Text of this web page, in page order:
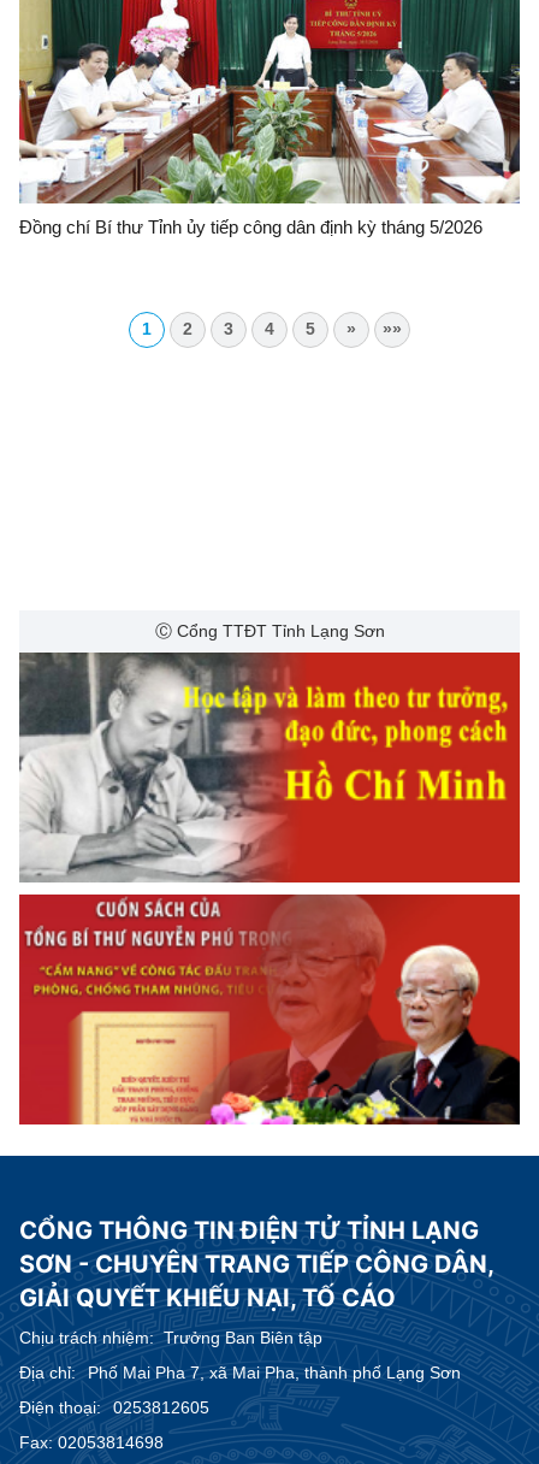
Đồng chí Bí thư Tỉnh ủy tiếp công dân định kỳ tháng 5/2026
1 2 3 4 5 » »»
Ⓒ Cổng TTĐT Tỉnh Lạng Sơn
CỔNG THÔNG TIN ĐIỆN TỬ TỈNH LẠNG
SƠN - CHUYÊN TRANG TIẾP CÔNG DÂN,
GIẢI QUYẾT KHIẾU NẠI, TỐ CÁO
Chịu trách nhiệm:Trưởng Ban Biên tập
Địa chỉ:
Phố Mai Pha 7, xã Mai Pha, thành phố Lạng Sơn
Điện thoại:
0253812605
Fax:02053814698